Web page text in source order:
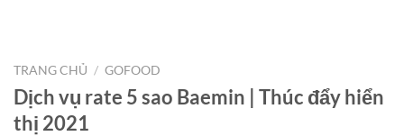
TRANG CHỦ / GOFOOD
Dịch vụ rate 5 sao Baemin | Thúc đẩy hiển
thị 2021